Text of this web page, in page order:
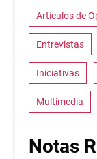
Artículos de
Entrevistas
Iniciativas
Multimedia
Notas